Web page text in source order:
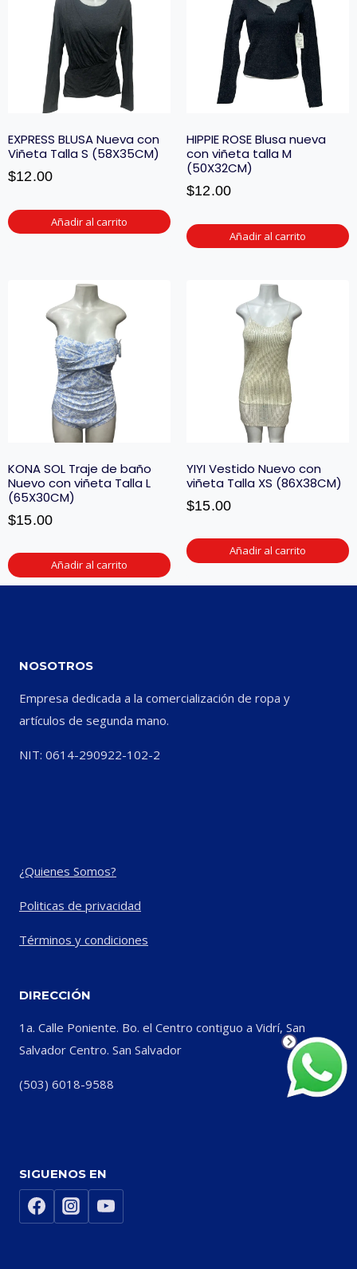
EXPRESS BLUSA Nueva con
Viñeta Talla S (58X35CM)
$12.00
Añadir al carrito
HIPPIE ROSE Blusa nueva
con viñeta talla M
(50X32CM)
$12.00
Añadir al carrito
KONA SOL Traje de baño
Nuevo con viñeta Talla L
(65X30CM)
$15.00
Añadir al carrito
YIYI Vestido Nuevo con
viñeta Talla XS (86X38CM)
$15.00
Añadir al carrito
NOSOTROS
Empresa dedicada a la comercialización de ropa y
artículos de segunda mano.
NIT: 0614-290922-102-2
¿Quienes Somos?
Politicas de privacidad
Términos y condiciones
DIRECCIÓN
1a. Calle Poniente. Bo. el Centro contiguo a Vidrí, San
Salvador Centro. San Salvador
(503) 6018-9588
SIGUENOS EN